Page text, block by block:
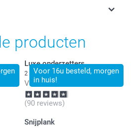
producten
Voor 16u besteld, morgen
in huis!
Luxe onderzetters
2 varianten
Vanaf 24,99
(90 reviews)
Snijplank